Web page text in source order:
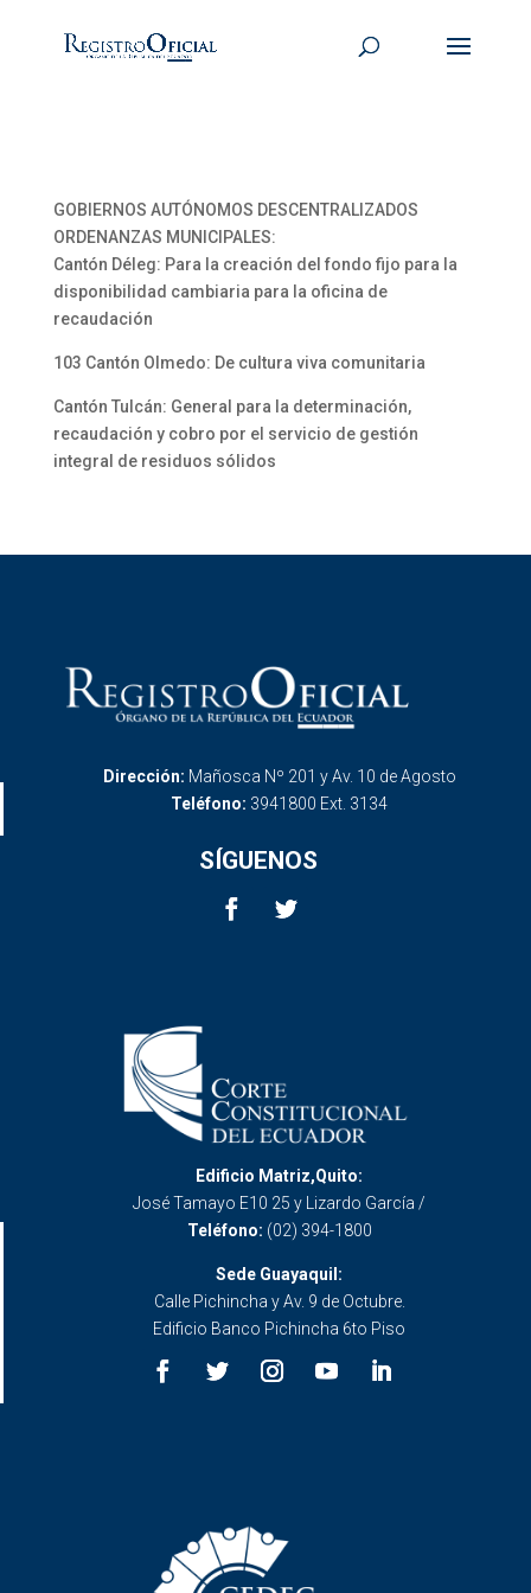
GOBIERNOS AUTÓNOMOS DESCENTRALIZADOS
ORDENANZAS MUNICIPALES:
Cantón Déleg: Para la creación del fondo fijo para la
disponibilidad cambiaria para la oficina de
recaudación
103 Cantón Olmedo: De cultura viva comunitaria
Cantón Tulcán: General para la determinación,
recaudación y cobro por el servicio de gestión
integral de residuos sólidos
Dirección: Mañosca Nº 201 y Av. 10 de Agosto
Teléfono: 3941800 Ext. 3134
SÍGUENOS
Edificio Matriz,Quito:
José Tamayo E10 25 y Lizardo García /
Teléfono: (02) 394-1800
Sede Guayaquil:
Calle Pichincha y Av. 9 de Octubre.
Edificio Banco Pichincha 6to Piso